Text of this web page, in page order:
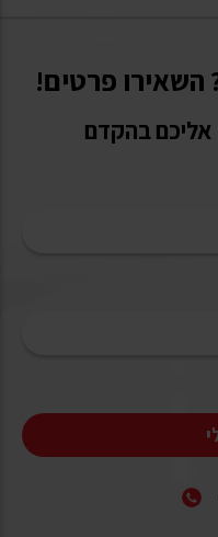
השאירו פרטים!
אליכם בהקדם